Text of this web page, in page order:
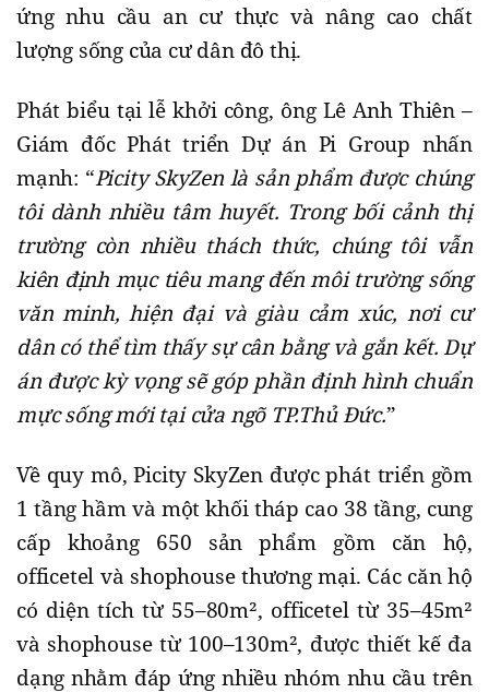
ứng nhu cầu an cư thực và nâng cao chất
lượng sống của cư dân đô thị.
Phát biểu tại lễ khởi công, ông Lê Anh Thiên –
Giám đốc Phát triển Dự án Pi Group nhấn
mạnh: “Picity SkyZen là sản phẩm được chúng
tôi dành nhiều tâm huyết. Trong bối cảnh thị
trường còn nhiều thách thức, chúng tôi vẫn
kiên định mục tiêu mang đến môi trường sống
văn minh, hiện đại và giàu cảm xúc, nơi cư
dân có thể tìm thấy sự cân bằng và gắn kết. Dự
án được kỳ vọng sẽ góp phần định hình chuẩn
mực sống mới tại cửa ngõ TP.Thủ Đức.”
Về quy mô, Picity SkyZen được phát triển gồm
1 tầng hầm và một khối tháp cao 38 tầng, cung
cấp khoảng 650 sản phẩm gồm căn hộ,
officetel và shophouse thương mại. Các căn hộ
có diện tích từ 55–80m², officetel từ 35–45m²
và shophouse từ 100–130m², được thiết kế đa
dạng nhằm đáp ứng nhiều nhóm nhu cầu trên